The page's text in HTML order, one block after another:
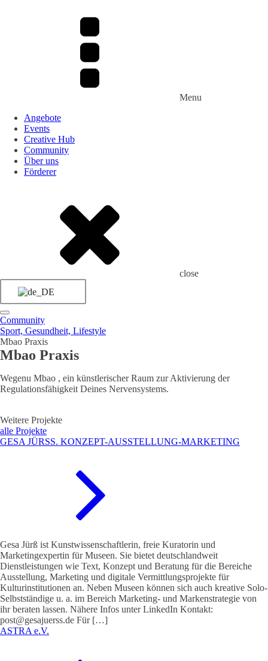
Menu
Angebote
Events
Creative Hub
Community
Über uns
Förderer
close
Community
Sport, Gesundheit, Lifestyle
Mbao Praxis
Mbao Praxis
Wegenu Mbao , ein künstlerischer Raum zur Aktivierung der
Regulationsfähigkeit Deines Nervensystems.
Weitere Projekte
alle Projekte
GESA JÜRSS. KONZEPT-AUSSTELLUNG-MARKETING
Gesa Jürß ist Kunstwissenschaftlerin, freie Kuratorin und
Marketingexpertin für Museen. Sie bietet deutschlandweit
Dienstleistungen wie Text, Konzept und Beratung für die Bereiche
Ausstellung, Marketing und digitale Vermittlungsprojekte für
Kulturinstitutionen an. Neben Museen können sich auch kreative Solo-
Selbstständige u. a. im Bereich Marketing- und Markenstrategie von
ihr beraten lassen. Nähere Infos unter LinkedIn Kontakt:
post@gesajuerss.de Für […]
ASTRA e.V.